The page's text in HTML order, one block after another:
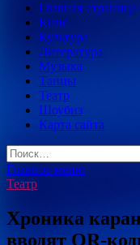
Главная страница
Кино
Культура
Литература
Музыка
Танцы
Театр
Шоубиз
Карта сайта
Найти:
Главное меню
Театр
Хроника
вводят QR-